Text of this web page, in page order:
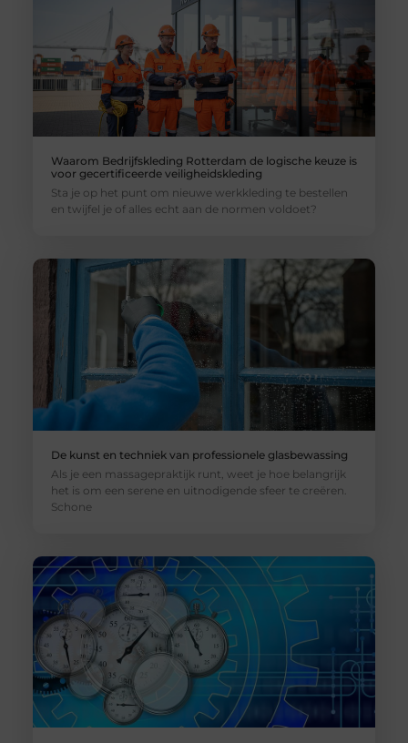
Waarom Bedrijfskleding Rotterdam de logische keuze is
voor gecertificeerde veiligheidskleding
Sta je op het punt om nieuwe werkkleding te bestellen
en twijfel je of alles echt aan de normen voldoet?
De kunst en techniek van professionele glasbewassing
Als je een massagepraktijk runt, weet je hoe belangrijk
het is om een serene en uitnodigende sfeer te creëren.
Schone